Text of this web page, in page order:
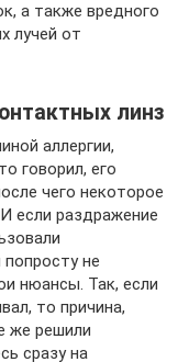
а также вредного
лучей от
линз
аллергии,
говорил, его
чего некоторое
если раздражение
не
нюансы. Так, если
то причина,
же решили
сразу на